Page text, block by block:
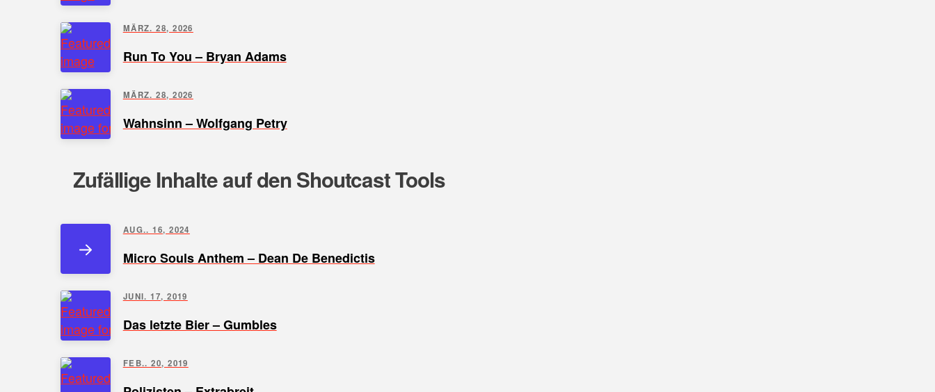
MÄRZ. 28, 2026
Run To You – Bryan Adams
MÄRZ. 28, 2026
Wahnsinn – Wolfgang Petry
Zufällige Inhalte auf den Shoutcast Tools
AUG.. 16, 2024
Micro Souls Anthem – Dean De Benedictis
JUNI. 17, 2019
Das letzte Bier – Gumbles
FEB.. 20, 2019